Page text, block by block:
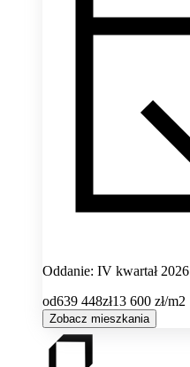
Oddanie: IV kwartał 2026
od639 448zł13 600 zł/m2
Zobacz mieszkania